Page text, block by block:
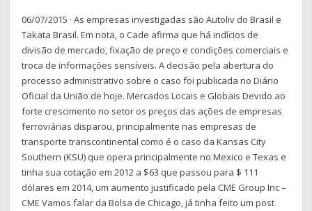
06/07/2015 · As empresas investigadas são Autoliv do Brasil e
Takata Brasil. Em nota, o Cade afirma que há indícios de
divisão de mercado, fixação de preço e condições comerciais e
troca de informações sensíveis. A decisão pela abertura do
processo administrativo sobre o caso foi publicada no Diário
Oficial da União de hoje. Mercados Locais e Globais Devido ao
forte crescimento no setor os preços das ações de empresas
ferroviárias disparou, principalmente nas empresas de
transporte transcontinental como é o caso da Kansas City
Southern (KSU) que opera principalmente no Mexico e Texas e
tinha sua cotação em 2012 a $63 que passou para $ 111
dólares em 2014, um aumento justificado pela CME Group Inc –
CME Vamos falar da Bolsa de Chicago, já tinha feito um post